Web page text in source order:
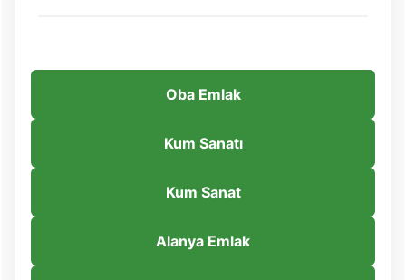
Oba Emlak
Kum Sanatı
Kum Sanat
Alanya Emlak